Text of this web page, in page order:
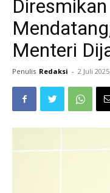
Menteri
Penulis Redaksi - 2 Juli 2025